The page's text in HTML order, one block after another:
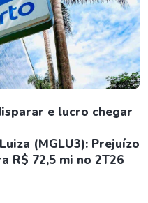
e lucro chegar
(MGLU3): Prejuízo
R$ 72,5 mi no 2T26